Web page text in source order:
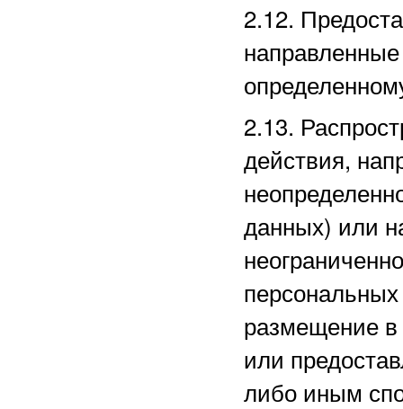
2.12.
2.13.
действия,
данных) или
размещение
или
либо иным